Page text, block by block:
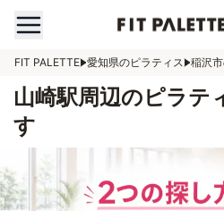
FIT PALETTE 愛知県のピラティス 稲沢
山崎駅周辺のピラテ
す